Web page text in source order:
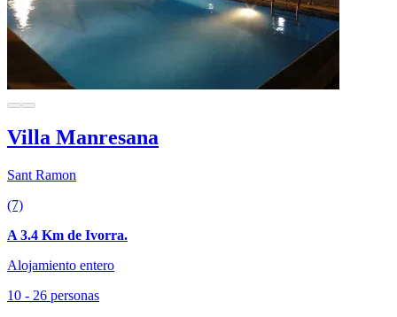
Villa Manresana
Sant Ramon
(7)
A 3.4 Km de Ivorra.
Alojamiento entero
10 - 26 personas